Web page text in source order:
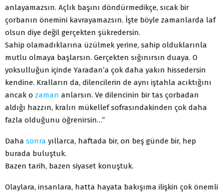
anlayamazsın. Açlık başını döndürmedikçe, sıcak bir
çorbanın önemini kavrayamazsın. İşte böyle zamanlarda laf
olsun diye değil gerçekten şükredersin.
Sahip olamadıklarına üzülmek yerine, sahip olduklarınla
mutlu olmaya başlarsın. Gerçekten sığınırsın duaya. O
yoksulluğun içinde Yaradan’a çok daha yakın hissedersin
kendine. Kralların da, dilencilerin de aynı iştahla acıktığını
ancak o zaman anlarsın. Ve dilencinin bir tas çorbadan
aldığı hazzın, kralın mükellef sofrasındakinden çok daha
fazla olduğunu öğrenirsin…”
Daha sonra yıllarca, haftada bir, on beş günde bir, hep
burada buluştuk.
Bazen tarih, bazen siyaset konuştuk.
Olaylara, insanlara, hatta hayata bakışıma ilişkin çok önemli